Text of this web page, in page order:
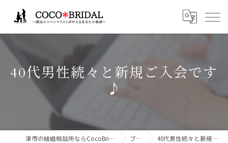
40代男性続々と新規ご入会です
♪
津市の結婚相談所ならCocoBridalココブライダル ブログ 40代男性続々と新規ご入会です♪